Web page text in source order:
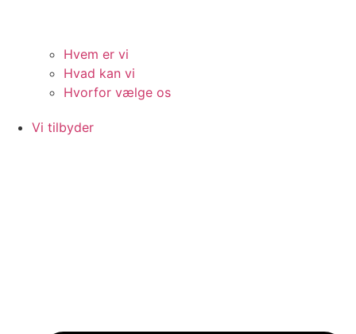
Hvem er vi
Hvad kan vi
Hvorfor vælge os
Vi tilbyder